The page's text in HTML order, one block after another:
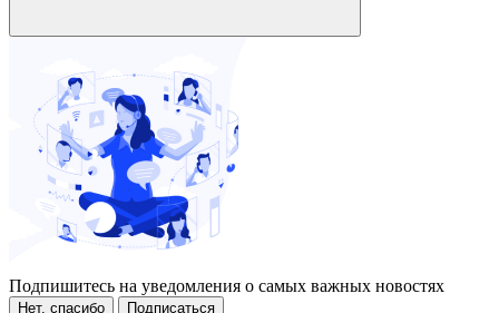
Подпишитесь на уведомления о самых важных новостях
Нет, спасибо Подписаться